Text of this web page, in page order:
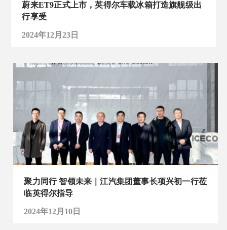
蔚来ET9正式上市，英得尔车载冰箱打造旗舰级出
行享受
2024年12月23日
聚力同行 智领未来｜江汽集团董事长项兴初一行莅
临英得尔指导
2024年12月10日